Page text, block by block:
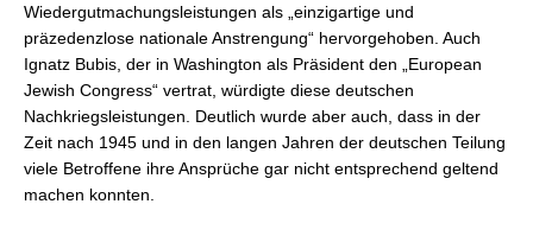
Wiedergutmachungsleistungen als „einzigartige und
präzedenzlose nationale Anstrengung“ hervorgehoben. Auch
Ignatz Bubis, der in Washington als Präsident den „European
Jewish Congress“ vertrat, würdigte diese deutschen
Nachkriegsleistungen. Deutlich wurde aber auch, dass in der
Zeit nach 1945 und in den langen Jahren der deutschen Teilung
viele Betroffene ihre Ansprüche gar nicht entsprechend geltend
machen konnten.